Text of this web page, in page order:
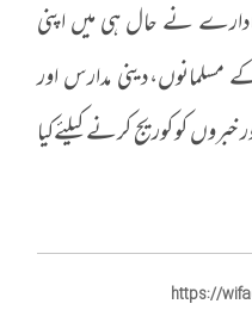
ادارے نے حال ہی میں اپنی
مسلمانوں،دینی مدارس اور
کو کوریج کرنے کیلئےکیا
https://